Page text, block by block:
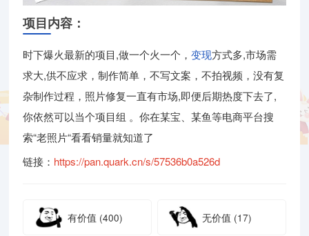
项目内容：
时下爆火最新的项目,做一个火一个，变现方式多,市场需
求大,供不应求，制作简单，不写文案，不拍视频，没有复
杂制作过程，照片修复一直有市场,即便后期热度下去了,
你依然可以当个项目组 。你在某宝、某鱼等电商平台搜
索“老照片“看看销量就知道了
链接： https://pan.quark.cn/s/57536b0a526d
有价值 (400) 无价值 (17)